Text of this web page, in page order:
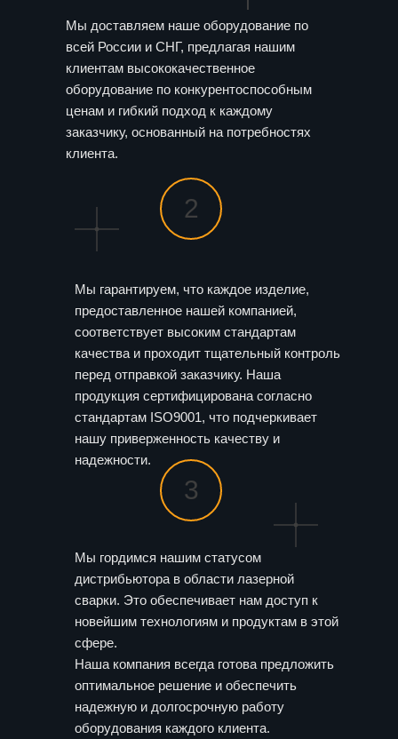
2
Мы доставляем наше оборудование по
всей России и СНГ, предлагая нашим
клиентам высококачественное
оборудование по конкурентоспособным
ценам и гибкий подход к каждому
заказчику, основанный на потребностях
клиента.
Мы гарантируем, что каждое изделие,
предоставленное нашей компанией,
соответствует высоким стандартам
качества и проходит тщательный контроль
перед отправкой заказчику. Наша
продукция сертифицирована согласно
стандартам ISO9001, что подчеркивает
нашу приверженность качеству и
надежности.
Мы гордимся нашим статусом
дистрибьютора в области лазерной
сварки. Это обеспечивает нам доступ к
новейшим технологиям и продуктам в этой
сфере.
Наша компания всегда готова предложить
оптимальное решение и обеспечить
надежную и долгосрочную работу
оборудования каждого клиента.
3